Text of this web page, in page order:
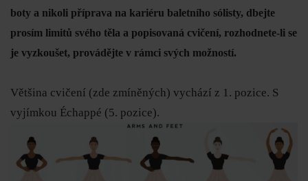
boty a nikoli příprava na kariéru baletního sólisty, dbejte
prosím limitů svého těla a popisovaná cvičení, rozhodnete-li se
je vyzkoušet, provádějte v rámci svých možností.
Většina cvičení (zde zmíněných) vychází z 1. pozice. S
vyjímkou Échappé (5. pozice).